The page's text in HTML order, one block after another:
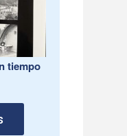
tiempo